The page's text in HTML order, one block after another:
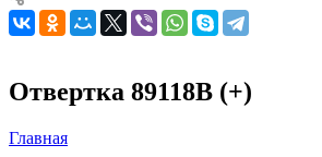
Отвертка 89118B (+)
Главная